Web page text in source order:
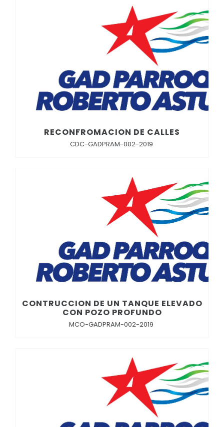
RECONFROMACION DE CALLES
CDC-GADPRAM-002-2019
CONTRUCCION DE UN TANQUE ELEVADO
CON POZO PROFUNDO
MCO-GADPRAM-002-2019